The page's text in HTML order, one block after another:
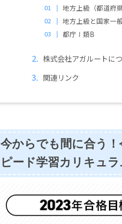
地方上級（都道府
地方上級と国家一
都庁Ⅰ類B
株式会社アガルートに
関連リンク
今からでも間に合う
ピード学習カリキュラ